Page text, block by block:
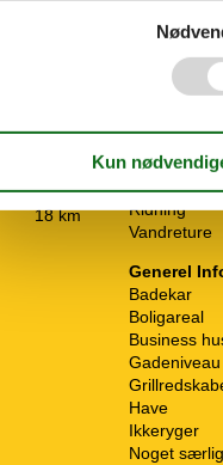
2,8 km
18 km
Sight-seeing
Storbyferie
Væk fra det
Fiskeri
Gåture
Ridning
Vandreture
Generel
Badekar
Boligareal
Business
Gadeniveau
Have
Ikkeryger
Noget